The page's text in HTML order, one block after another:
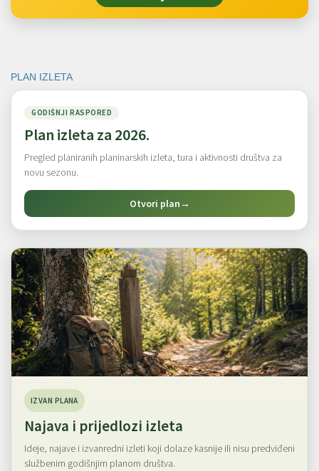
PLAN IZLETA
GODIŠNJI RASPORED
Plan izleta za 2026.
Pregled planiranih planinarskih izleta, tura i aktivnosti društva za
novu sezonu.
Otvori plan→
IZVAN PLANA
Najava i prijedlozi izleta
Ideje, najave i izvanredni izleti koji dolaze kasnije ili nisu predviđeni
službenim godišnjim planom društva.